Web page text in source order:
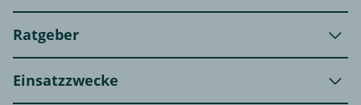
Ratgeber
Einsatzzwecke